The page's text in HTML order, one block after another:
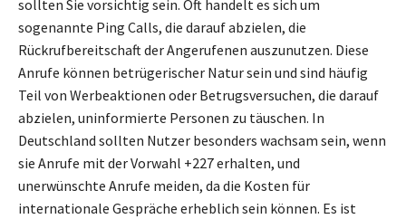
sollten Sie vorsichtig sein. Oft handelt es sich um
sogenannte Ping Calls, die darauf abzielen, die
Rückrufbereitschaft der Angerufenen auszunutzen. Diese
Anrufe können betrügerischer Natur sein und sind häufig
Teil von Werbeaktionen oder Betrugsversuchen, die darauf
abzielen, uninformierte Personen zu täuschen. In
Deutschland sollten Nutzer besonders wachsam sein, wenn
sie Anrufe mit der Vorwahl +227 erhalten, und
unerwünschte Anrufe meiden, da die Kosten für
internationale Gespräche erheblich sein können. Es ist